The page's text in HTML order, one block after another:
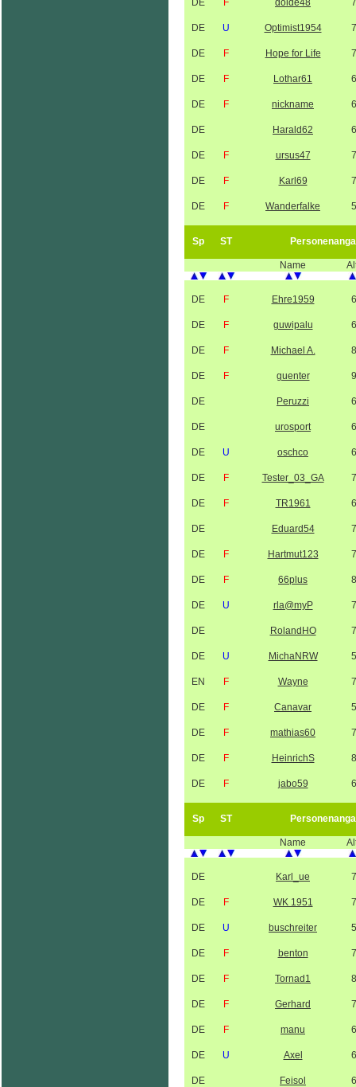
DE F dolde48
DE U Optimist1954
DE F Hope for Life
DE F Lothar61
DE F nickname
DE Harald62
DE F ursus47
DE F Karl69
DE F Wanderfalke
Sp ST
Name
DE F Ehre1959
DE F guwipalu
DE F Michael A.
DE F guenter
DE Peruzzi
DE urosport
DE U oschco
DE F Tester_03_GA
DE F TR1961
DE Eduard54
DE F Hartmut123
DE F 66plus
DE U rla@myP
DE RolandHO
DE U MichaNRW
EN F Wayne
DE F Canavar
DE F mathias60
DE F HeinrichS
DE F jabo59
Sp ST
Name
DE Karl_ue
DE F WK 1951
DE U buschreiter
DE F benton
DE F Tornad1
DE F Gerhard
DE F manu
DE U Axel
DE Feisol